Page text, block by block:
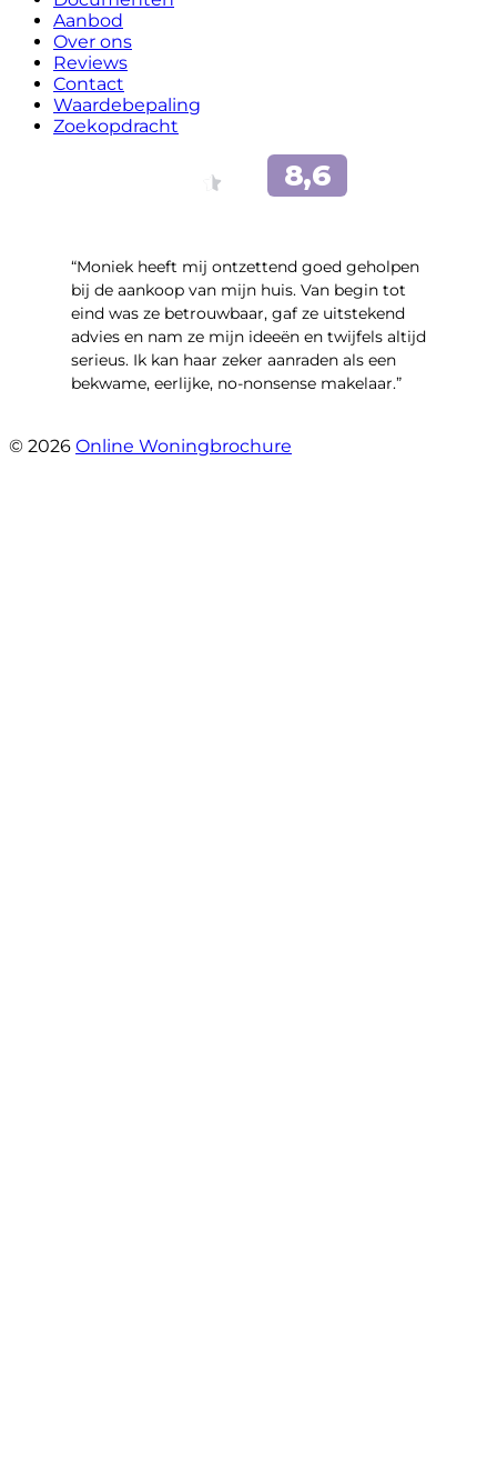
Aanbod
Over ons
Reviews
Contact
Waardebepaling
Zoekopdracht
“Moniek heeft mij ontzettend goed geholpen
bij de aankoop van mijn huis. Van begin tot
eind was ze betrouwbaar, gaf ze uitstekend
advies en nam ze mijn ideeën en twijfels altijd
serieus. Ik kan haar zeker aanraden als een
bekwame, eerlijke, no-nonsense makelaar.”
© 2026 Online Woningbrochure